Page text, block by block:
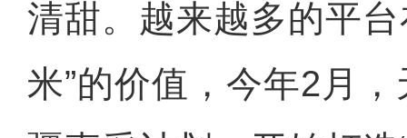
清甜。越来越多的平
米”的价值，今年2月